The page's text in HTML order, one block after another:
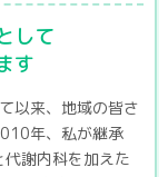
して
す
以来、地域の皆さ
年、私が継承
謝内科を加えた